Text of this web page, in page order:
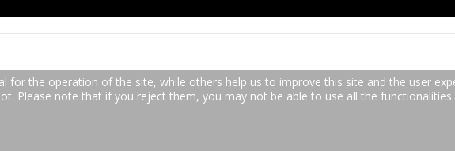
for the operation of the site, while others help us to improve this site and the user
Please note that if you reject them, you may not be able to use all the functionalities